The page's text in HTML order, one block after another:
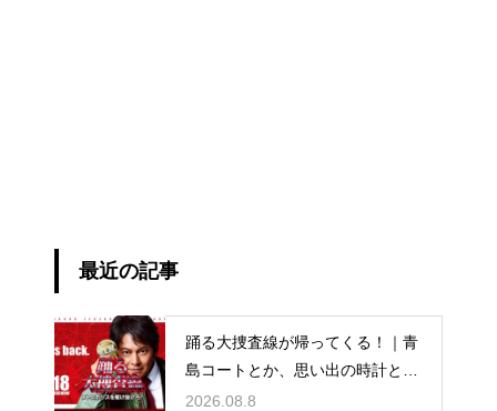
最近の記事
踊る大捜査線が帰ってくる！｜青
島コートとか、思い出の時計と
か。
2026.08.8